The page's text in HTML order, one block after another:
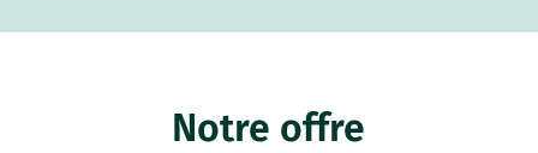
Notre offre